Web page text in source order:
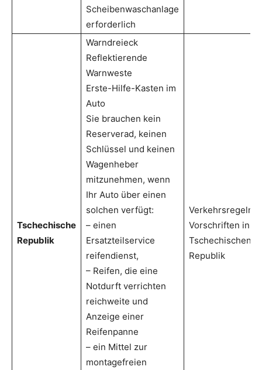
Scheibenwaschanlage
erforderlich
Tschechische
Republik
Warndreieck
Reflektierende
Warnweste
Erste-Hilfe-Kasten im
Auto
Sie brauchen kein
Reserverad, keinen
Schlüssel und keinen
Wagenheber
mitzunehmen, wenn
Ihr Auto über einen
solchen verfügt:
– einen
Ersatzteilservice
reifendienst,
– Reifen, die eine
Notdurft verrichten
reichweite und
Anzeige einer
Reifenpanne
– ein Mittel zur
montagefreien
Verkehrsregeln
Vorschriften in
Tschechischen
Republik